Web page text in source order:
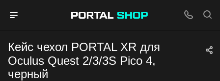
Кейс чехол PORTAL XR для
Oculus Quest 2/3/3S Pico 4,
черный